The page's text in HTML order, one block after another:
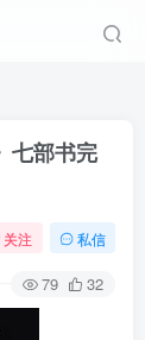
七部书完
关注 私信
79 32